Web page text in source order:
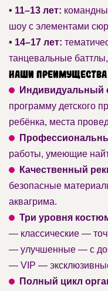
• 11–13 лет:
шоу с элементами
• 14–17 лет:
танцевальные
Наши преимущества
Индивидуальный
программу детского
ребёнка, места
работы, умеющие
Качественный
безопасные
аквагрима.
Три уровня
— классические —
— улучшенные — с
— VIP —
Полный цикл